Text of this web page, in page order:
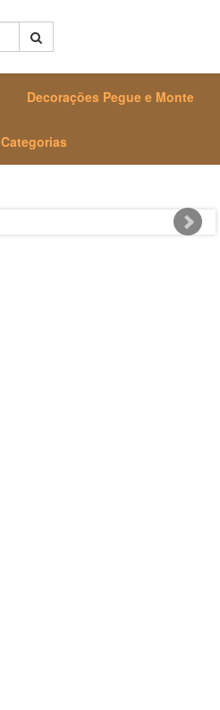
Decorações Pegue e Monte
Categorias